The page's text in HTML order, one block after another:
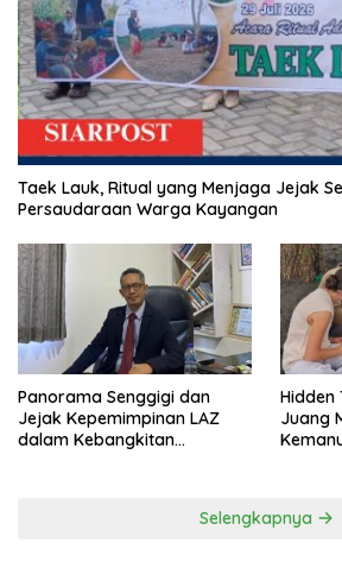
Taek Lauk, Ritual yang Menjaga Jejak
Persaudaraan Warga Kayangan
Panorama Senggigi dan
Jejak Kepemimpinan LAZ
dalam Kebangkitan
Hidden
Juang
Selengkapnya